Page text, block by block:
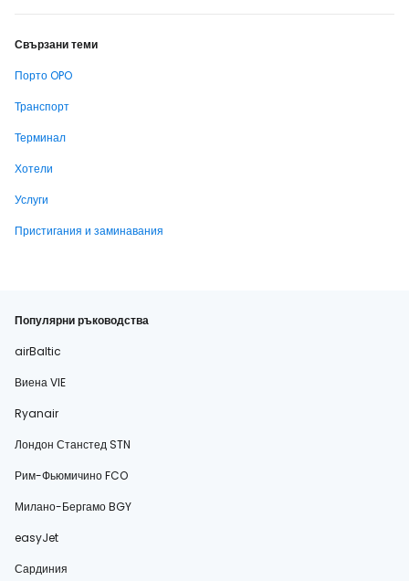
Свързани теми
Порто OPO
Транспорт
Терминал
Хотели
Услуги
Пристигания и заминавания
Популярни ръководства
airBaltic
Виена VIE
Ryanair
Лондон Станстед STN
Рим-Фьюмичино FCO
Милано-Бергамо BGY
easyJet
Сардиния